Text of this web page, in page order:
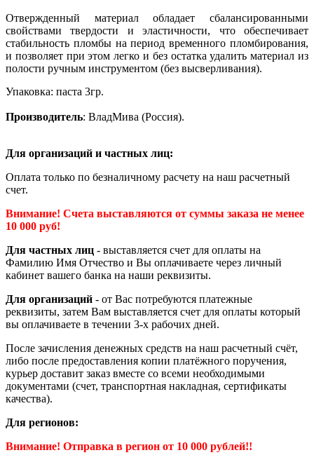
Отвержденный материал обладает сбалансированными
свойствами твердости и эластичности, что обеспечивает
стабильность пломбы на период временного пломбирования,
и позволяет при этом легко и без остатка удалить материал из
полости ручным инструментом (без высверливания).
Упаковка: паста 3гр.
Производитель: ВладМива (Россия).
Для организаций и частных лиц:
Оплата только по безналичному расчету на наш расчетный
счет.
Внимание! Счета выставляются от суммы заказа не менее
10 000 руб!
Для частных лиц - выставляется счет для оплаты на
Фамилию Имя Отчество и Вы оплачиваете через личный
кабинет вашего банка на наши реквизиты.
Для организаций - от Вас потребуются платежные
реквизиты, затем Вам выставляется счет для оплаты который
вы оплачиваете в течении 3-х рабочих дней.
После зачисления денежных средств на наш расчетный счёт,
либо после предоставления копии платёжного поручения,
курьер доставит заказ вместе со всеми необходимыми
документами (счет, транспортная накладная, сертификаты
качества).
Для регионов:
Внимание! Отправка в регион от 10 000 рублей!!